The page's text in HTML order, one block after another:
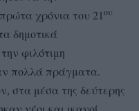
χρόνια του 21ου
δημοτικά
φιλότιμη
πολλά πράγματα.
στα μέσα της δεύτερης